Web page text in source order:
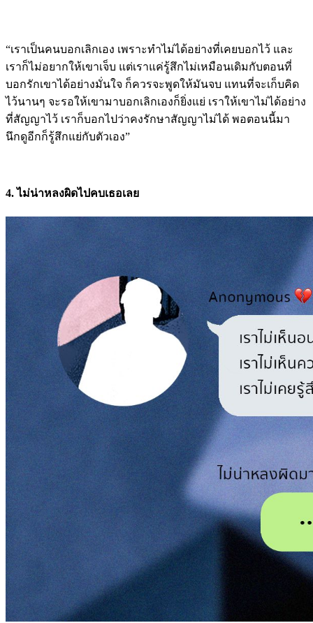
“เราเป็นคนบอกเลิกเอง เพราะทำไม่ได้อย่างที่เคยบอกไว้ และ
เราก็ไม่อยากให้เขาเจ็บ แต่เราแค่รู้สึกไม่เหมือนเดิมกับตอนที่
บอกรักเขาได้อย่างมั่นใจ ก็ควรจะพูดให้มันจบ แทนที่จะเก็บคิด
ไว้นานๆ จะรอให้เขามาบอกเลิกเองก็ยิ่งแย่ เราให้เขาไม่ได้อย่าง
ที่สัญญาไว้ เราก็บอกไปว่าคงรักษาสัญญาไม่ได้ พอตอนนี้มา
นึกดูอีกก็รู้สึกแย่กับตัวเอง”
4. ไม่น่าหลงผิดไปคบเธอเลย